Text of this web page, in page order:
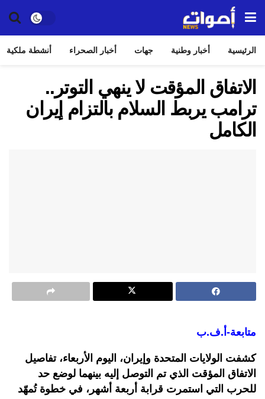
الرئيسية أخبار وطنية جهات أخبار الصحراء أنشطة ملكية
الاتفاق المؤقت لا ينهي التوتر..
ترامب يربط السلام بالتزام إيران
الكامل
متابعة-أ.ف.ب
كشفت الولايات المتحدة وإيران، اليوم الأربعاء، تفاصيل
الاتفاق المؤقت الذي تم التوصل إليه بينهما لوضع حد
للحرب التي استمرت قرابة أربعة أشهر، في خطوة تُمهّد